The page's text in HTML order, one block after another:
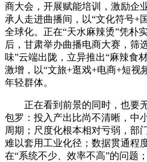
商大会，开展赋能培训，激励企
承人走进曲播间，以“文化符号+
全球化。正在“天水麻辣烫”凭朴
后，甘肃举办曲播电商大赛，筛
味”云端出陇，立异推出“麻辣食
激增，以“文旅+逛戏+电商+短视
年轻群体。
正在看到前景的同时，也要
包罗：投入产出比尚不清晰，中
周期；尺度化根本相对亏弱，部
难以套用工业化径；数据贯通程
在“系统不少、效率不高”的问题